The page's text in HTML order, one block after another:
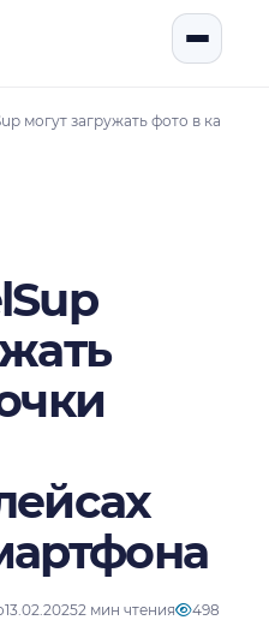
могут загружать фото в
13.02.20252 мин чтения 498